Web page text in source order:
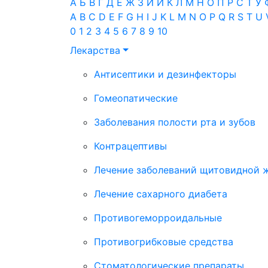
A B C D E F G H I J K L M N O P Q R S T U
0 1 2 3 4 5 6 7 8 9 10
Лекарства
Антисептики и дезинфекторы
Гомеопатические
Заболевания полости рта и зубов
Контрацептивы
Лечение заболеваний щитовидной
Лечение сахарного диабета
Противогеморроидальные
Противогрибковые средства
Стоматологические препараты